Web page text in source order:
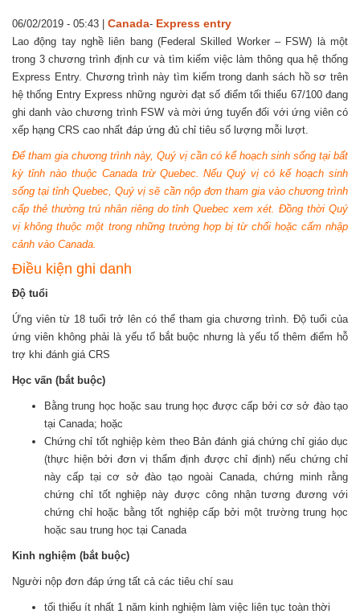
06/02/2019 - 05:43 Canada- Express entry
Lao động tay nghề liên bang (Federal Skilled Worker – FSW) là một
trong 3 chương trình định cư và tìm kiếm việc làm thông qua hệ thống
Express Entry. Chương trình này tìm kiếm trong danh sách hồ sơ trên
hệ thống Entry Express những người đạt số điểm tối thiểu 67/100 đang
ghi danh vào chương trình FSW và mời ứng tuyển đối với ứng viên có
xếp hạng CRS cao nhất đáp ứng đủ chỉ tiêu số lượng mỗi lượt.
Để tham gia chương trình này, Quý vị cần có kế hoạch sinh sống tại bất
kỳ tỉnh nào thuộc Canada trừ Quebec. Nếu Quý vị có kế hoạch sinh
sống tại tỉnh Quebec, Quý vị sẽ cần nộp đơn tham gia vào chương trình
cấp thẻ thường trú nhân riêng do tỉnh Quebec xem xét. Đồng thời Quý
vị không thuộc một trong những trường hợp bị từ chối hoặc cấm nhập
cảnh vào Canada.
Điều kiện ghi danh
Độ tuổi
Ứng viên từ 18 tuổi trở lên có thể tham gia chương trình. Độ tuổi của
ứng viên không phải là yếu tố bắt buộc nhưng là yếu tố thêm điểm hỗ
trợ khi đánh giá CRS
Học vấn (bắt buộc)
Bằng trung học hoặc sau trung học được cấp bởi cơ sở đào tạo
tại Canada; hoặc
Chứng chỉ tốt nghiệp kèm theo Bản đánh giá chứng chỉ giáo dục
(thực hiện bởi đơn vị thẩm định được chỉ định) nếu chứng chỉ
này cấp tại cơ sở đào tạo ngoài Canada, chứng minh rằng
chứng chỉ tốt nghiệp này được công nhận tương đương với
chứng chỉ hoặc bằng tốt nghiệp cấp bởi một trường trung học
hoặc sau trung học tại Canada
Kinh nghiệm (bắt buộc)
Người nộp đơn đáp ứng tất cả các tiêu chí sau
tối thiểu ít nhất 1 năm kinh nghiệm làm việc liên tục toàn thời